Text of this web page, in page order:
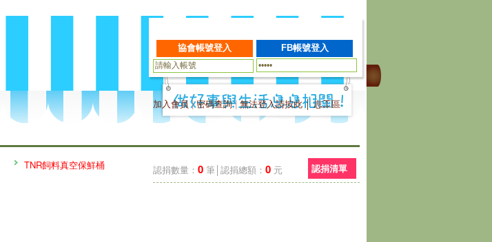
加入會員|密碼查詢|無法登入請按此│志工區
認捐數量： 0 筆│認捐總額： 0 元 認捐清單
TNR飼料真空保鮮桶